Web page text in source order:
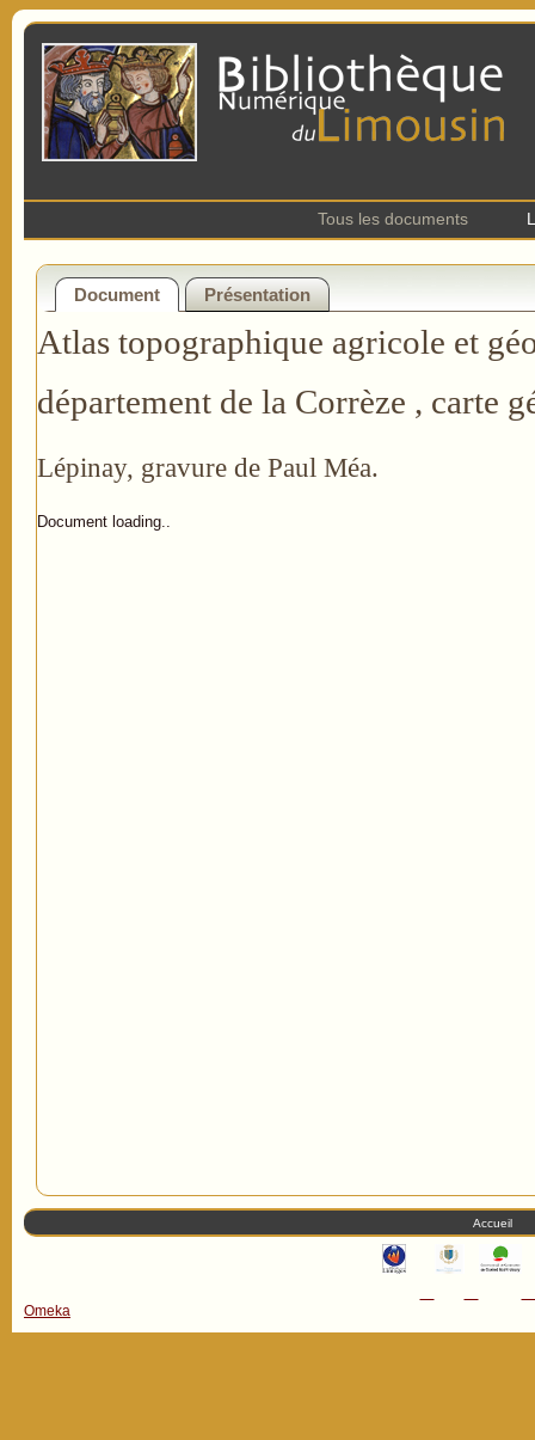
Tous les documents
Document Présentation
Atlas topographique agricole et
département de la Corrèze , carte
Lépinay, gravure de Paul Méa.
Document loading..
Accueil
Omeka